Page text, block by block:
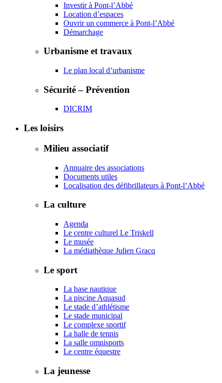
Investir à Pont-l’Abbé
Location d’espaces
Ouvrir un commerce à Pont-l’Abbé
Démarchage
Urbanisme et travaux
Le plan local d’urbanisme
Sécurité – Prévention
DICRIM
Les loisirs
Milieu associatif
Annuaire des associations
Documents utiles
Localisation des défibrillateurs à Pont-l’Abbé
La culture
Agenda
Le centre culturel Le Triskell
Le musée
La médiathèque Julien Gracq
Le sport
La base nautique
La piscine Aquasud
Le stade d’athlétisme
Le stade municipal
Le complexe sportif
La halle de tennis
La salle omnisports
Le centre équestre
La jeunesse